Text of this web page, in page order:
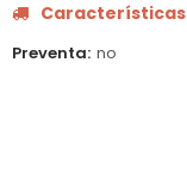
Características
Preventa no